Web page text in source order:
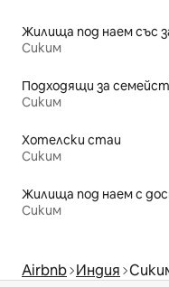
Сиким
Сиким
Хотелски стаи
Сиким
Сиким
Airbnb Индия